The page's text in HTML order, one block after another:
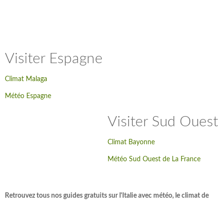
Visiter Espagne
Climat Malaga
Météo Espagne
Visiter Sud Ouest
Climat Bayonne
Météo Sud Ouest de La France
Retrouvez tous nos guides gratuits sur l'Italie avec météo, le climat de